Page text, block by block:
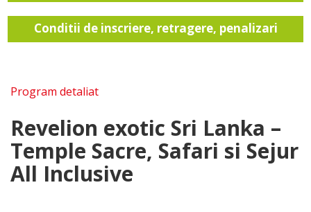
Conditii de inscriere, retragere, penalizari
Program detaliat
Revelion exotic Sri Lanka –
Temple Sacre, Safari si Sejur
All Inclusive